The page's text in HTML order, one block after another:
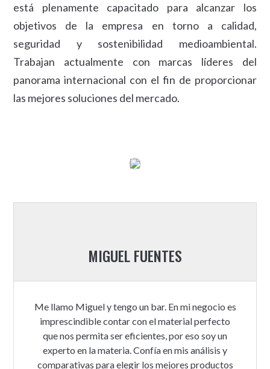
está plenamente capacitado para alcanzar los
objetivos de la empresa en torno a calidad,
seguridad y sostenibilidad medioambiental.
Trabajan actualmente con marcas líderes del
panorama internacional con el fin de proporcionar
las mejores soluciones del mercado.
MIGUEL FUENTES
Me llamo Miguel y tengo un bar. En mi negocio es
imprescindible contar con el material perfecto
que nos permita ser eficientes, por eso soy un
experto en la materia. Confía en mis análisis y
comparativas para elegir los mejores productos